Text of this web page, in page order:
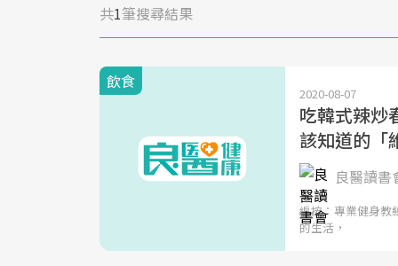
共1筆搜尋結果
飲食
2020-08-07
吃韓式辣炒
該知道的「
良醫讀書
編按：專業健身教
的生活，